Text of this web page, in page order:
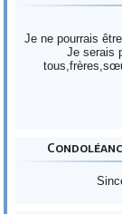
Je ne pourrais
Je serais